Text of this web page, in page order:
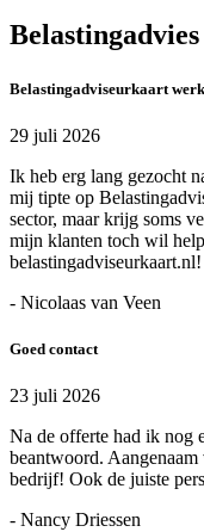
Belastingadviseurkaart
29 juli 2026
Ik heb erg lang gezocht
mij tipte op
sector, maar krijg soms
mijn klanten toch wil
belastingadviseurkaart.nl!
- Nicolaas van Veen
Goed contact
23 juli 2026
Na de offerte had ik nog
beantwoord.
bedrijf! Ook de juiste
- Nancy Driessen